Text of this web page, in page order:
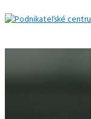
Preskočiť
na
Menu